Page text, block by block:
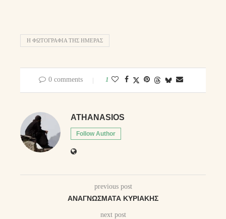
Η ΦΩΤΟΓΡΑΦΊΑ ΤΗΣ ΗΜΈΡΑΣ
0 comments 1
ATHANASIOS
Follow Author
previous post
ΑΝΑΓΝΏΣΜΑΤΑ ΚΥΡΙΑΚΉΣ
next post